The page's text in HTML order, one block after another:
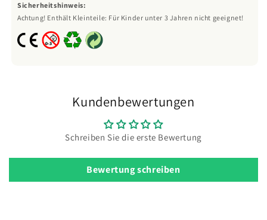
Sicherheitshinweis:
Achtung! Enthält Kleinteile: Für Kinder unter 3 Jahren nicht geeignet!
Kundenbewertungen
Schreiben Sie die erste Bewertung
Bewertung schreiben